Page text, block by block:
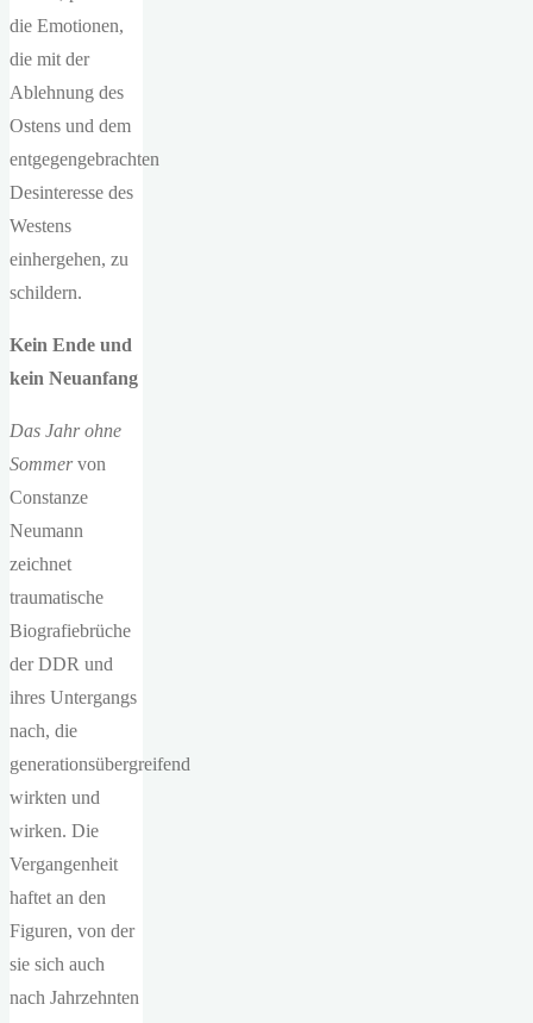
die Emotionen,
die mit der
Ablehnung des
Ostens und dem
entgegengebrachten
Desinteresse des
Westens
einhergehen, zu
schildern.
Kein Ende und
kein Neuanfang
Das Jahr ohne
Sommervon
Constanze
Neumann
zeichnet
traumatische
Biografiebrüche
der DDR und
ihres Untergangs
nach, die
generationsübergreifend
wirkten und
wirken. Die
Vergangenheit
haftet an den
Figuren, von der
sie sich auch
nach Jahrzehnten